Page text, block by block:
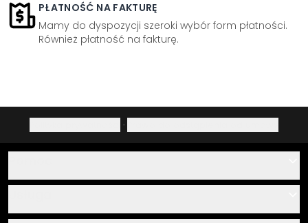
PŁATNOŚĆ NA FAKTURĘ
Mamy do dyspozycji szeroki wybór form płatności.
Również płatność na fakturę.
·
O nas